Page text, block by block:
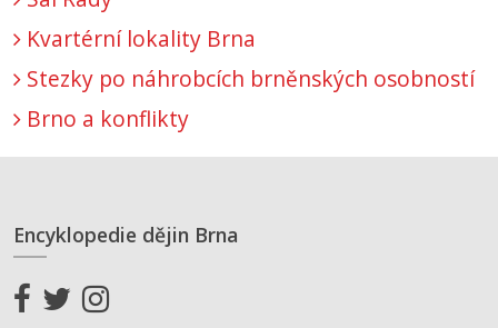
Kvartérní lokality Brna
Stezky po náhrobcích brněnských osobností
Brno a konflikty
Encyklopedie dějin Brna